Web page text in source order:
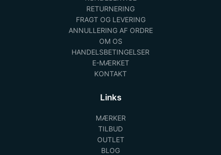
RETURNERING
FRAGT OG LEVERING
ANNULLERING AF ORDRE
OM OS
HANDELSBETINGELSER
E-MÆRKET
KONTAKT
Links
MÆRKER
TILBUD
OUTLET
BLOG